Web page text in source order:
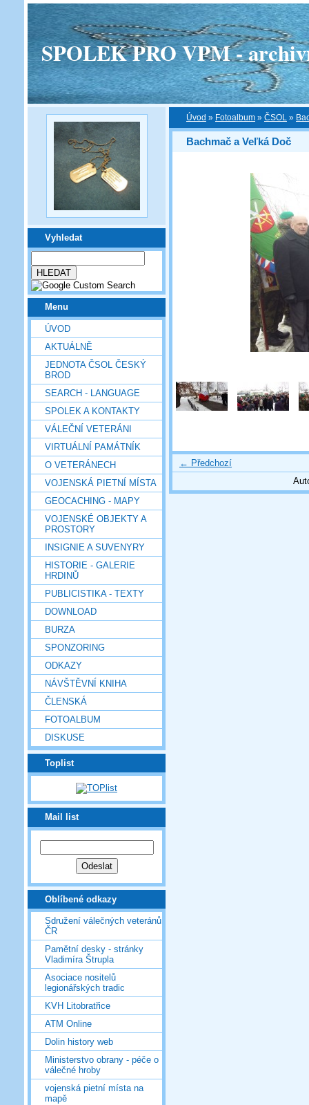
SPOLEK PRO VPM -
Vyhledat
Menu
ÚVOD
AKTUÁLNĚ
JEDNOTA ČSOL ČESKÝ
BROD
SEARCH - LANGUAGE
SPOLEK A KONTAKTY
VÁLEČNÍ VETERÁNI
VIRTUÁLNÍ PAMÁTNÍK
O VETERÁNECH
VOJENSKÁ PIETNÍ MÍSTA
GEOCACHING - MAPY
VOJENSKÉ OBJEKTY A
PROSTORY
INSIGNIE A SUVENYRY
HISTORIE - GALERIE
HRDINŮ
PUBLICISTIKA - TEXTY
DOWNLOAD
BURZA
SPONZORING
ODKAZY
NÁVŠTĚVNÍ KNIHA
ČLENSKÁ
FOTOALBUM
DISKUSE
Toplist
Mail list
Oblíbené odkazy
Sdružení válečných veteránů
ČR
Pamětní desky - stránky
Vladimíra Štrupla
Asociace nositelů
legionářských tradic
KVH Litobratřice
ATM Online
Dolin history web
Ministerstvo obrany - péče o
válečné hroby
vojenská pietní místa na
mapě
Úvod » Fotoalbum » ČSOL »
Bachmač a Veľká Doč
← Předchozí